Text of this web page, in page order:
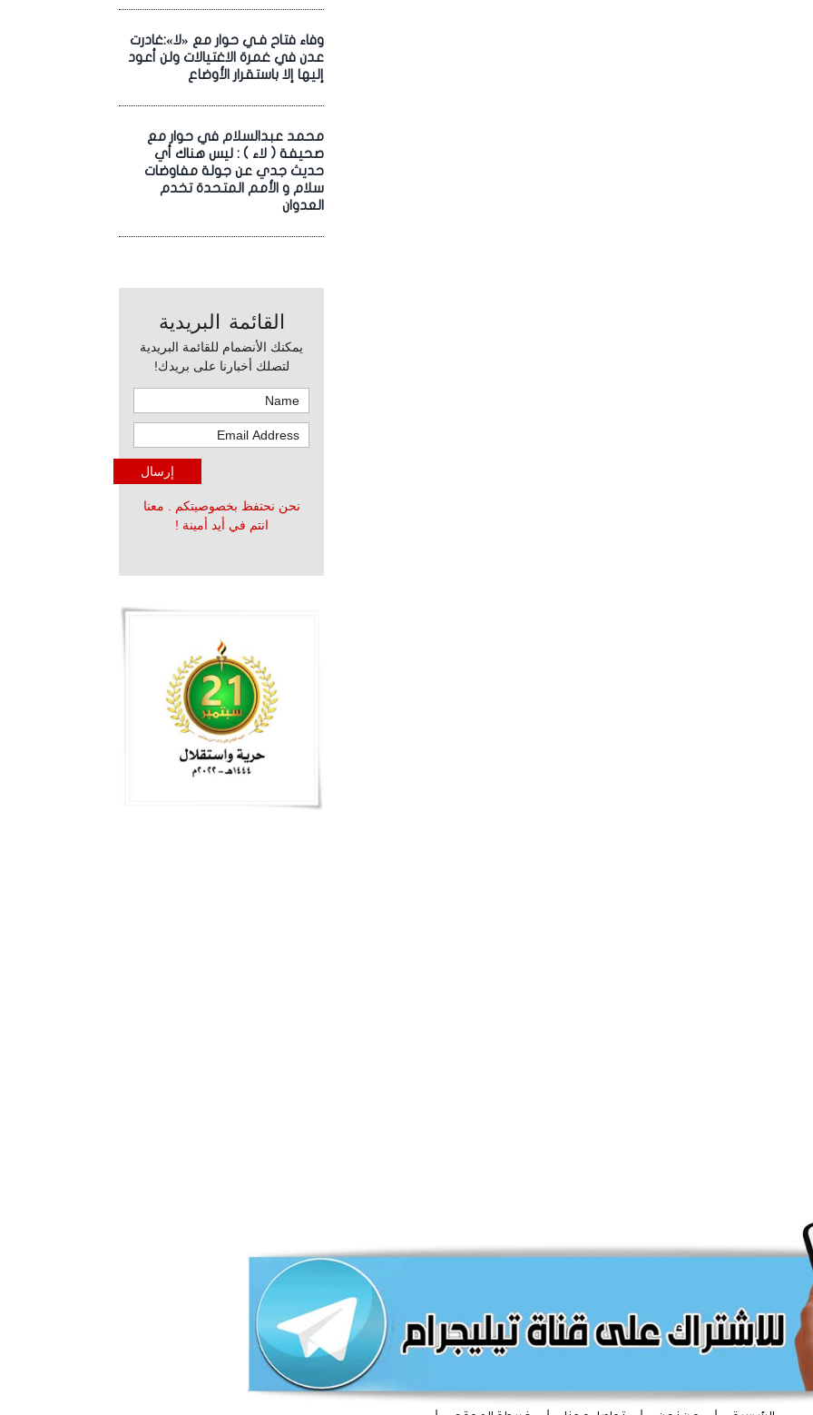
وفاء فتاح فـي حوار مع «لا»:غادرت
عدن في غمرة الاغتيالات ولن أعود
إليها إلا باستقرار الأوضاع
محمد عبدالسلام في حوار مع
صحيفة ( لاء ) : ليس هناك أي
حديث جدي عن جولة مفاوضات
سلام و الأمم المتحدة تخدم
العدوان
القائمة البريدية
يمكنك الأنضمام للقائمة البريدية
لتصلك أخبارنا على بريدك!
نحن نحتفظ بخصوصيتكم . معنا
انتم في أيد أمينة !